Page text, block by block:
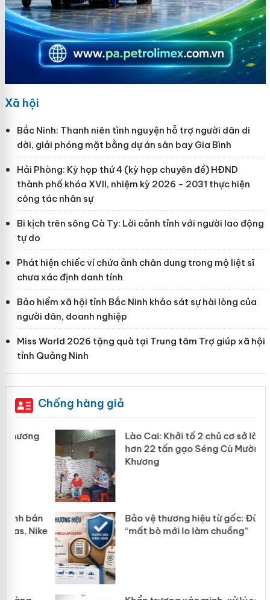
Xã hội
Bắc Ninh: Thanh niên tình nguyện hỗ trợ người dân di
dời, giải phóng mặt bằng dự án sân bay Gia Bình
Hải Phòng: Kỳ họp thứ 4 (kỳ họp chuyên đề) HĐND
thành phố khóa XVII, nhiệm kỳ 2026 - 2031 thực hiện
công tác nhân sự
Bi kịch trên sông Cà Ty: Lời cảnh tỉnh với người lao động
tự do
Phát hiện chiếc ví chứa ảnh chân dung trong mộ liệt sĩ
chưa xác định danh tính
Bảo hiểm xã hội tỉnh Bắc Ninh khảo sát sự hài lòng của
người dân, doanh nghiệp
Miss World 2026 tặng quà tại Trung tâm Trợ giúp xã hội
tỉnh Quảng Ninh
Chống hàng giả
Lào Cai: Khởi tố 2 chủ cơ sở làm giả
hơn 22 tấn gạo Séng Cù Mường
Khương
Bảo vệ thương hiệu từ gốc: Đừng để
“mất bò mới lo làm chuồng”